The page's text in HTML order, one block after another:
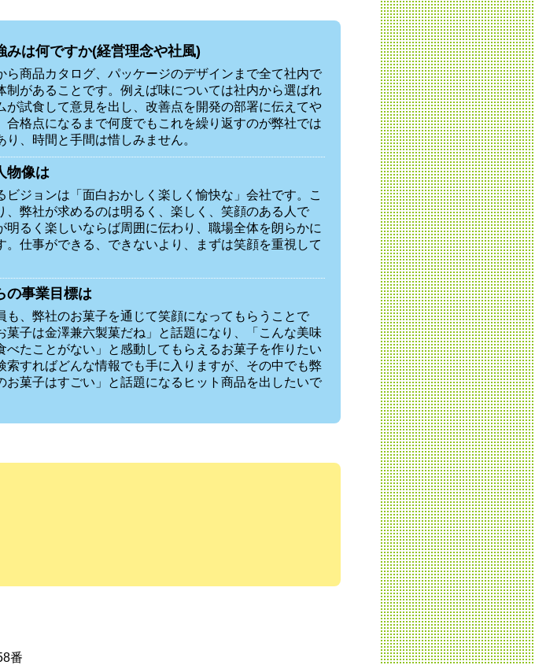
みは何ですか(経営理念や社風)
ら商品カタログ、パッケージのデザインまで全て社内で
制があることです。例えば味については社内から選ばれ
が試食して意見を出し、改善点を開発の部署に伝えてや
合格点になるまで何度でもこれを繰り返すのが弊社では
り、時間と手間は惜しみません。
物像は
ビジョンは「面白おかしく楽しく愉快な」会社です。こ
、弊社が求めるのは明るく、楽しく、笑顔のある人で
明るく楽しいならば周囲に伝わり、職場全体を朗らかに
。仕事ができる、できないより、まずは笑顔を重視して
の事業目標は
も、弊社のお菓子を通じて笑顔になってもらうことで
菓子は金澤兼六製菓だね」と話題になり、「こんな美味
べたことがない」と感動してもらえるお菓子を作りたい
索すればどんな情報でも手に入りますが、その中でも弊
お菓子はすごい」と話題になるヒット商品を出したいで
番